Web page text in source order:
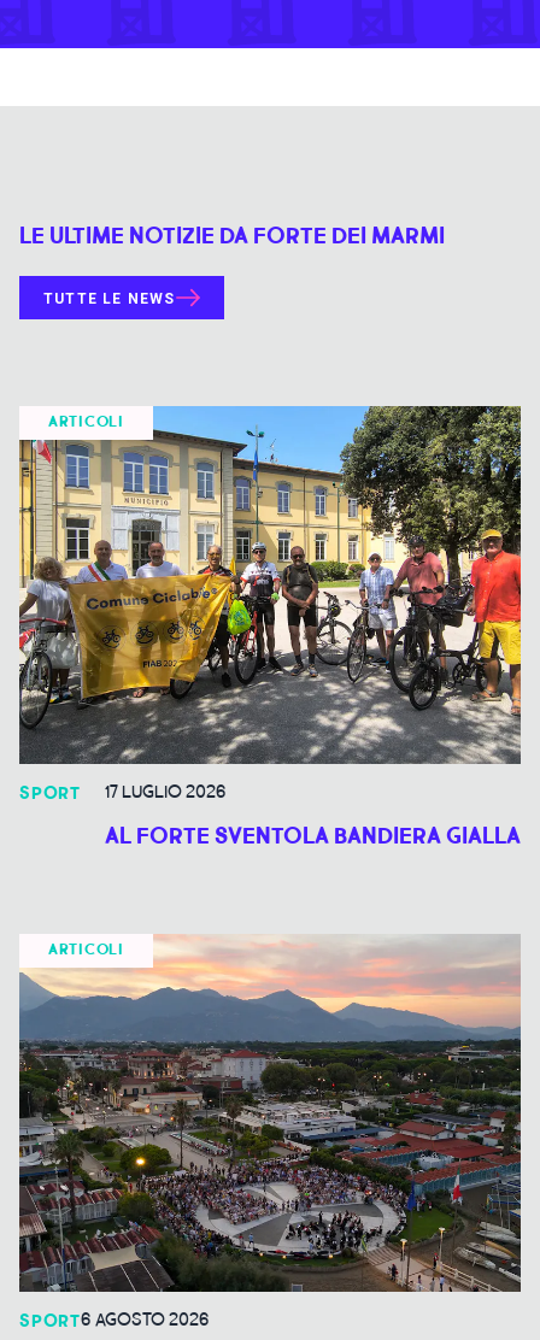
LE ULTIME NOTIZIE DA FORTE DEI MARMI
TUTTE LE NEWS
ARTICOLI
SPORT 17 LUGLIO 2026
AL FORTE SVENTOLA BANDIERA GIALLA
ARTICOLI
SPORT6 AGOSTO 2026